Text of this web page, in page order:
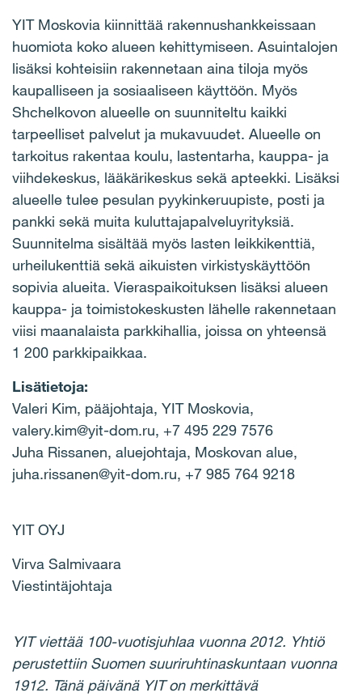
YIT Moskovia kiinnittää rakennushankkeissaan
huomiota koko alueen kehittymiseen. Asuintalojen
lisäksi kohteisiin rakennetaan aina tiloja myös
kaupalliseen ja sosiaaliseen käyttöön. Myös
Shchelkovon alueelle on suunniteltu kaikki
tarpeelliset palvelut ja mukavuudet. Alueelle on
tarkoitus rakentaa koulu, lastentarha, kauppa- ja
viihdekeskus, lääkärikeskus sekä apteekki. Lisäksi
alueelle tulee pesulan pyykinkeruupiste, posti ja
pankki sekä muita kuluttajapalveluyrityksiä.
Suunnitelma sisältää myös lasten leikkikenttiä,
urheilukenttiä sekä aikuisten virkistyskäyttöön
sopivia alueita. Vieraspaikoituksen lisäksi alueen
kauppa- ja toimistokeskusten lähelle rakennetaan
viisi maanalaista parkkihallia, joissa on yhteensä
1 200 parkkipaikkaa.
Lisätietoja:
Valeri Kim, pääjohtaja, YIT Moskovia,
valery.kim@yit-dom.ru, +7 495 229 7576
Juha Rissanen, aluejohtaja, Moskovan alue,
juha.rissanen@yit-dom.ru, +7 985 764 9218
YIT OYJ
Virva Salmivaara
Viestintäjohtaja
YIT viettää 100-vuotisjuhlaa vuonna 2012. Yhtiö
perustettiin Suomen suuriruhtinaskuntaan vuonna
1912. Tänä päivänä YIT on merkittävä